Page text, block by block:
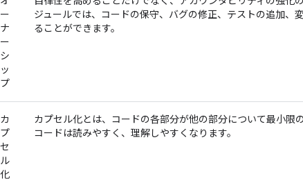
ー
ナ
ー
シ
ッ
プ
ジュールでは、コードの保守、バグの修正、テストの追加、
ることができます。
カ
プ
セ
ル
化
カプセル化とは、コードの各部分が他の部分について最小限
コードは読みやすく、理解しやすくなります。